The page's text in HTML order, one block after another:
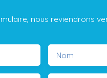
nous reviendrons
Nom